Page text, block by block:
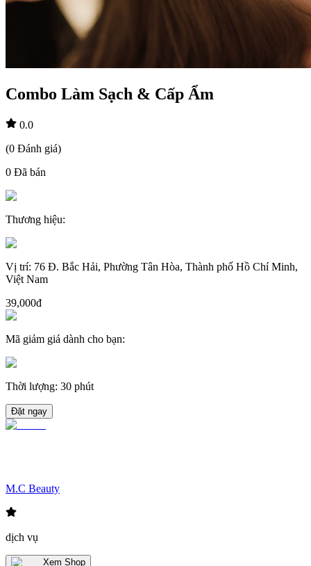
Combo Làm Sạch & Cấp Ẩm
0.0
(0 Đánh giá)
0 Đã bán
Thương hiệu:
Vị trí: 76 Đ. Bắc Hải, Phường Tân Hòa, Thành phố Hồ Chí Minh,
Việt Nam
39,000đ
Mã giảm giá dành cho bạn:
Thời lượng: 30 phút
Đặt ngay
M.C Beauty
dịch vụ
Xem Shop